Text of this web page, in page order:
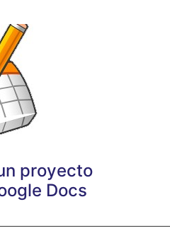
proyecto
Docs